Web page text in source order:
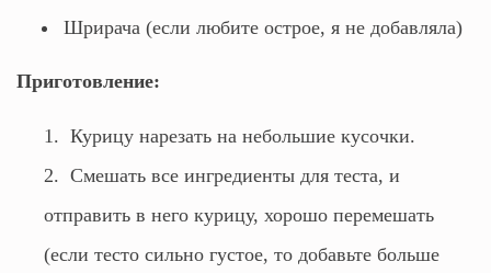
Шрирача (если любите острое, я не добавляла)
Приготовление:
Курицу нарезать на небольшие кусочки.
Смешать все ингредиенты для теста, и
отправить в него курицу, хорошо перемешать
(если тесто сильно густое, то добавьте больше